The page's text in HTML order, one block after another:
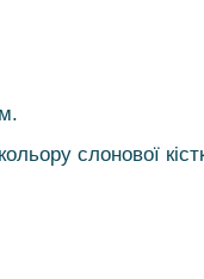
слонової